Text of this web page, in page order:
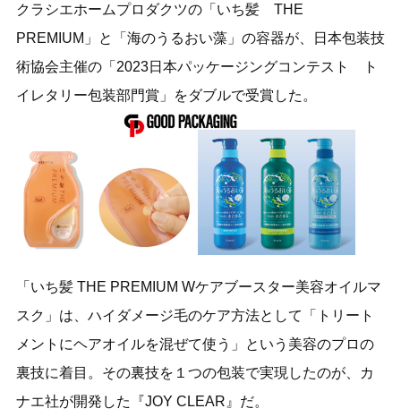
クラシエホームプロダクツの「いち髪 THE
PREMIUM」と「海のうるおい藻」の容器が、日本包装技
術協会主催の「2023日本パッケージングコンテスト ト
イレタリー包装部門賞」をダブルで受賞した。
「いち髪 THE PREMIUM Wケアブースター美容オイルマ
スク」は、ハイダメージ毛のケア方法として「トリート
メントにヘアオイルを混ぜて使う」という美容のプロの
裏技に着目。その裏技を１つの包装で実現したのが、カ
ナエ社が開発した『JOY CLEAR』だ。